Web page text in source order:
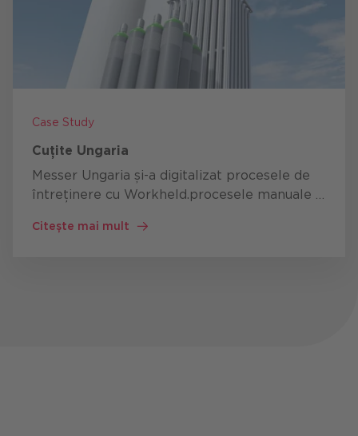
Case Study
Cuțite Ungaria
Messer Ungaria și-a digitalizat procesele de
întreținere cu Workheld.procesele manuale și
digitală intuitivă. Acest lucru a …
Citește mai mult